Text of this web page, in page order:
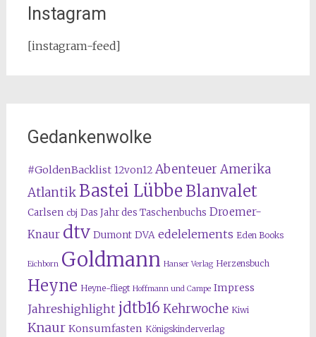
Instagram
[instagram-feed]
Gedankenwolke
#GoldenBacklist 12von12 Abenteuer Amerika
Atlantik Bastei LübbeBlanvalet
Carlsen cbj Das Jahr des Taschenbuchs Droemer-
Knaur dtv Dumont DVA edelelements Eden Books
Eichborn Goldmann Hanser Verlag Herzensbuch
Heyne Heyne-fliegt Hoffmann und Campe Impress
Jahreshighlight jdtb16 Kehrwoche Kiwi
Knaur Konsumfasten Königskinderverlag